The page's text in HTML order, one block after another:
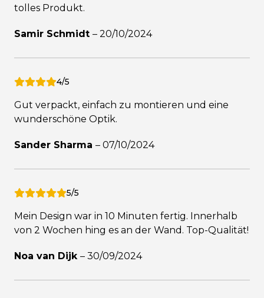
tolles Produkt.
Samir Schmidt – 20/10/2024
4/5
Gut verpackt, einfach zu montieren und eine
wunderschöne Optik.
Sander Sharma – 07/10/2024
5/5
Mein Design war in 10 Minuten fertig. Innerhalb
von 2 Wochen hing es an der Wand. Top-Qualität!
Noa van Dijk – 30/09/2024